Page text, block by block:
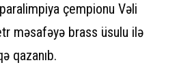
çempionu Vəli
məsafəyə brass üsulu ilə
qazanıb.